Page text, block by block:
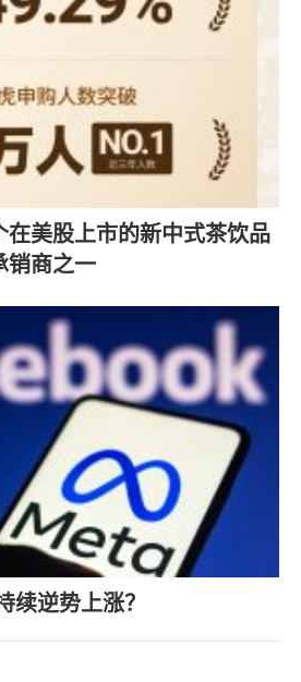
在美股上市的新中式茶饮品
销商之一
续逆势上涨？